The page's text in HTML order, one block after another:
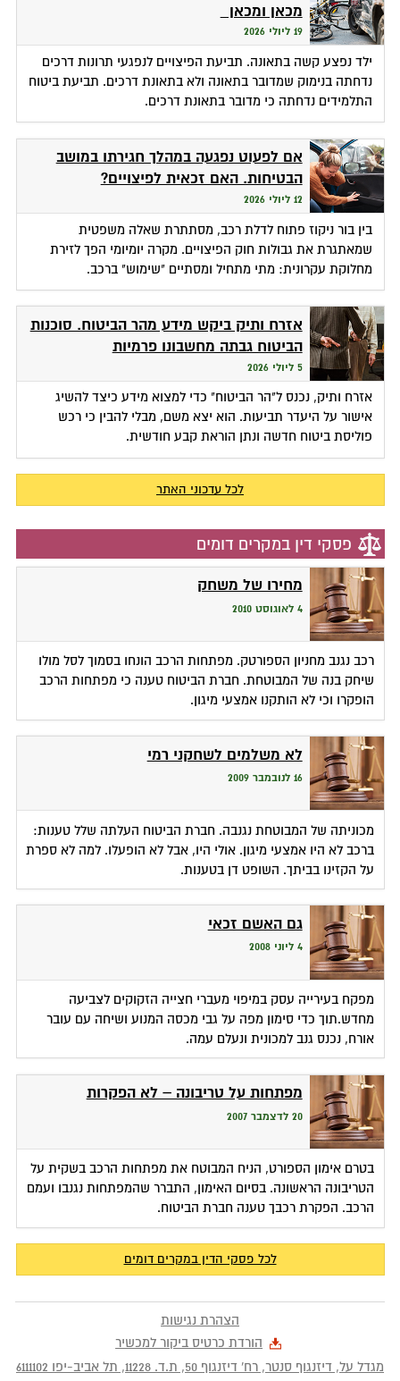
מכאן ומכאן
19 ליולי 2026
ילד נפצע קשה בתאונה. תביעת הפיצויים לנפגעי תרונות דרכים
נדחתה בנימוק שמדובר בתאונה ולא בתאונת דרכים. תביעת ביטוח
התלמידים נדחתה כי מדובר בתאונת דרכים.
אם לפעוט נפגעה במהלך חגירתו במושב
הבטיחות. האם זכאית לפיצויים?
12 ליולי 2026
בין בור ניקוז פתוח לדלת רכב, מסתתרת שאלה משפטית
שמאתגרת את גבולות חוק הפיצויים. מקרה יומיומי הפך לזירת
מחלוקת עקרונית: מתי מתחיל ומסתיים "שימוש" ברכב.
אזרח ותיק ביקש מידע מהר הביטוח. סוכנות
הביטוח גבתה מחשבונו פרמיות
5 ליולי 2026
אזרח ותיק, נכנס ל"הר הביטוח" כדי למצוא מידע כיצד להשיג
אישור על היעדר תביעות. הוא יצא משם, מבלי להבין כי רכש
פוליסת ביטוח חדשה ונתן הוראת קבע חודשית.
לכל עדכוני האתר
פסקי דין במקרים דומים
מחירו של משחק
4 לאוגוסט 2010
רכב נגנב מחניון הספורטק. מפתחות הרכב הונחו בסמוך לסל מולו
שיחק בנה של המבוטחת. חברת הביטוח טענה כי מפתחות הרכב
הופקרו וכי לא הותקנו אמצעי מיגון.
לא משלמים לשחקני רמי
16 לנובמבר 2009
מכוניתה של המבוטחת נגנבה. חברת הביטוח העלתה שלל טענות:
ברכב לא היו אמצעי מיגון. אולי היו, אבל לא הופעלו. למה לא ספרת
על הקזינו בביתך. השופט דן בטענות.
גם האשם זכאי
4 ליוני 2008
מפקח בעירייה עסק במיפוי מעברי חצייה הזקוקים לצביעה
מחדש.תוך כדי סימון מפה על גבי מכסה המנוע ושיחה עם עובר
אורח, נכנס גנב למכונית ונעלם עמה.
מפתחות על טריבונה – לא הפקרות
20 לדצמבר 2007
בטרם אימון הספורט, הניח המבוטח את מפתחות הרכב בשקית על
הטריבונה הראשונה. בסיום האימון, התברר שהמפתחות נגנבו ועמם
הרכב. הפקרת רכבך טענה חברת הביטוח.
לכל פסקי הדין במקרים דומים
הצהרת נגישות
הורדת כרטיס ביקור למכשיר
מגדל על, דיזנגוף סנטר, רח' דיזנגוף 50
, ת.ד. 11228
, תל אביב-יפו 6111102